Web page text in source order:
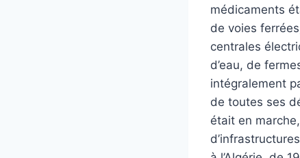
médicaments
de voies
centrales
d’eau, de
intégralement
de toutes ses
était en